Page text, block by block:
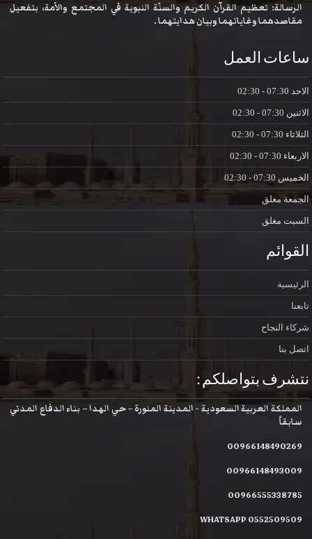
الرسالة: تعظيم القرآن الكريم والسنّة النبوية في المجتمع والأمة، بتفعيل
مقاصدهما وغاياتهما وبيان هدايتهما .
ساعات العمل
الاحد
الاثنين
الثلاثاء
الاربعاء
الخميس
الجمعة مغلق
السبت مغلق
القوائم
الرئيسية
تابعنا
شركاء النجاح
اتصل بنا
نتشرف بتواصلكم :
المملكة العربية السعودية - المدينة المنورة – حي الهدا – بناء الدفاع المدني
سابقاً
00966148490269
00966148493009
00966555338785
WHATSAPP 0552509509